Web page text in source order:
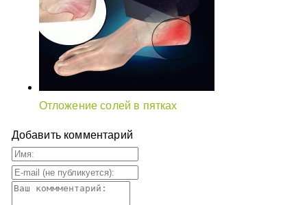
Отложение солей в пятках
Добавить комментарий